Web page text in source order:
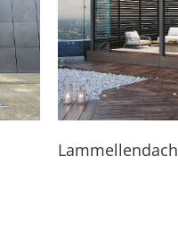
Lammellendach